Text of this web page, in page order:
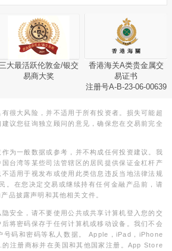
大最活跃伦敦金/银交
易商大奖
香港海关A类贵金属交
易证书
注册号A-B-23-06-00639
很大风险，并不适用于所有投资者。损失可能超
议您征询独立顾问的意见，确保您在交易前完全
为一般数据或参考，并不构成任何投资建议。我
台湾等某些司法管辖区的居民提供保证金杠杆产
适用于视发布或使用此类信息违反当地法律法规
。在您决定交易或继续持有任何金融产品前，请
品披露声明和其他相关文件。
安全，请不要使用公共或共享计算机登入您的交
将密码保存于任何计算机或移动设备。我们不会
号码和密码等私人数据。 Apple，iPad，iPhone
注册商标并在美国和其他国家注册。App Store